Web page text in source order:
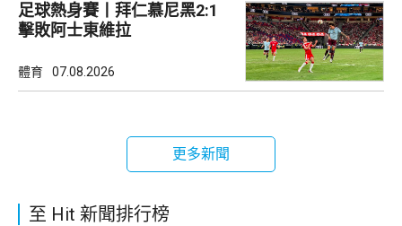
足球熱身賽丨拜仁慕尼黑2:1
擊敗阿士東維拉
體育 07.08.2026
更多新聞
至 Hit 新聞排行榜